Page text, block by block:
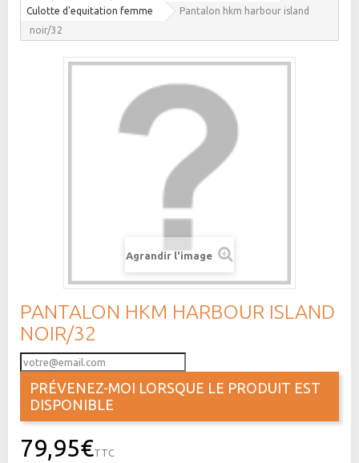
Culotte d'equitation femme
Pantalon hkm harbour island
noir/32
Agrandir l'image
PANTALON HKM HARBOUR ISLAND
NOIR/32
PRÉVENEZ-MOI LORSQUE LE PRODUIT EST
DISPONIBLE
79,95€TTC